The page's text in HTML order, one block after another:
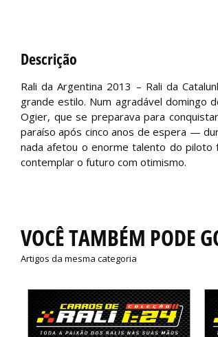
Descrição
Rali da Argentina 2013 – Rali da
grande estilo. Num agradável domingo
Ogier, que se preparava para
paraíso após cinco anos de espera —
nada afetou o enorme talento do piloto
contemplar o futuro com otimismo.
VOCÊ TAMBÉM PODE
Artigos da mesma categoria